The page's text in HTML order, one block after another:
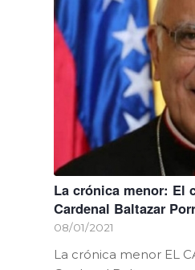
La crónica menor: El
Cardenal Baltazar
08/01/2021
La crónica menor EL